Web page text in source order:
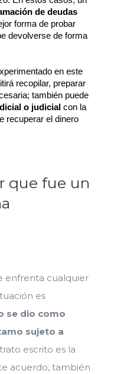
de deudas
forma de probar
devolverse de forma
en este
recopilar, preparar
o judicial con la
recuperar el dinero
que fue un
enfrenta cualquier
es
se dio como
sujeto a
escrito es la
acuerdo, también